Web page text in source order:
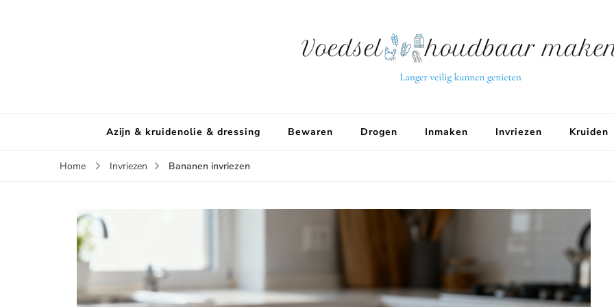
Azijn & kruidenolie & dressing Bewaren Drogen Inmaken Invriezen Kruiden
Home Invriezen Bananen invriezen